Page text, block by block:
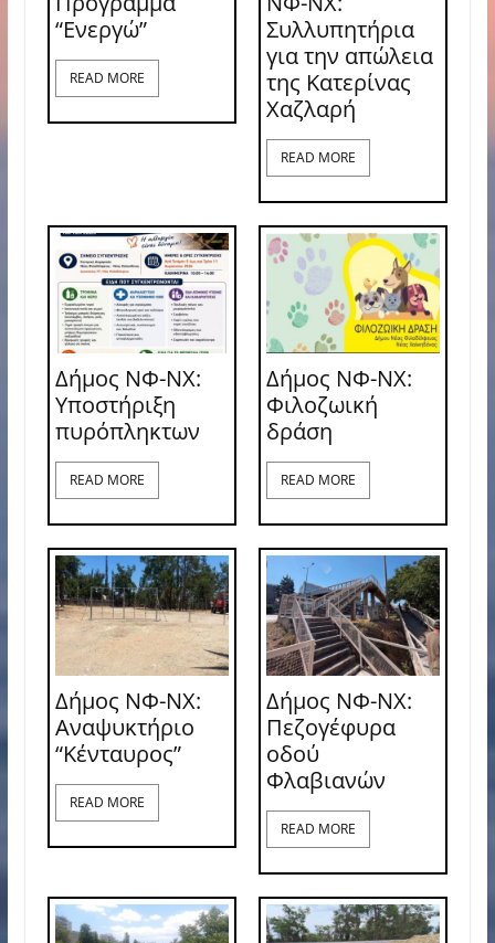
“Ενεργώ”
READ MORE
Συλλυπητήρια
για την απώλεια
της Κατερίνας
Χαζλαρή
READ MORE
Δήμος ΝΦ-ΝΧ:
Υποστήριξη
πυρόπληκτων
READ MORE
Δήμος ΝΦ-ΝΧ:
Φιλοζωική
δράση
READ MORE
Δήμος ΝΦ-ΝΧ:
Αναψυκτήριο
“Κένταυρος”
READ MORE
Δήμος ΝΦ-ΝΧ:
Πεζογέφυρα
οδού
Φλαβιανών
READ MORE